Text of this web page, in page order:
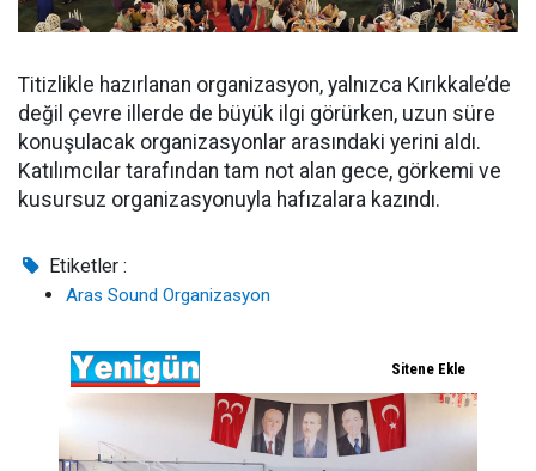
Titizlikle hazırlanan organizasyon, yalnızca Kırıkkale’de
değil çevre illerde de büyük ilgi görürken, uzun süre
konuşulacak organizasyonlar arasındaki yerini aldı.
Katılımcılar tarafından tam not alan gece, görkemi ve
kusursuz organizasyonuyla hafızalara kazındı.
Etiketler :
Aras Sound Organizasyon